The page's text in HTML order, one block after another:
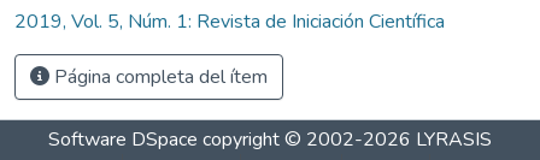
2019, Vol. 5, Núm. 1: Revista de Iniciación Científica
Página completa del ítem
Software DSpace copyright © 2002-2026 LYRASIS